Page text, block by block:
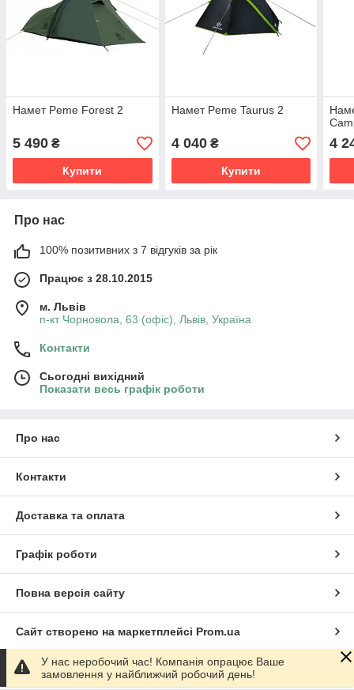
Намет Peme Forest 2
5 490 ₴
Купити
Намет Peme Taurus 2
4 040₴
Купити
4
Про нас
100% позитивних з 7 відгуків за рік
Працює з 28.10.2015
м. Львів
п-кт Чорновола, 63 (офіс), Львів, Україна
Контакти
Сьогодні вихідний
Показати весь графік роботи
Про нас
Контакти
Доставка та оплата
Графік роботи
Повна версія сайту
Сайт створено на маркетплейсі Prom.ua
Політика конфіденційності
У нас неробочий час! Компанія опрацює Ваше
замовлення у найближчий робочий день!